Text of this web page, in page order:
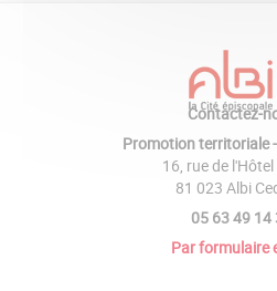
Contactez-
Promotion territoriale
16, rue de l'Hôtel
81 023 Albi
05 63 49 14
Par formulaire